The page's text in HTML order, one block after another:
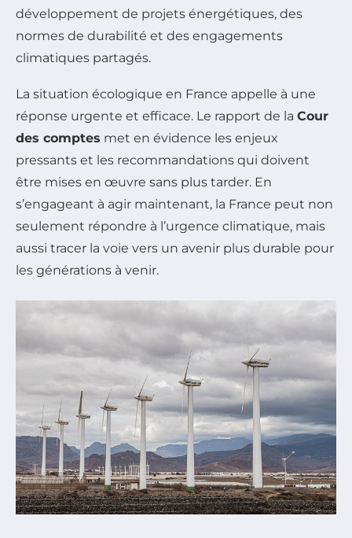
développement de projets énergétiques, des
normes de durabilité et des engagements
climatiques partagés.
La situation écologique en France appelle à une
réponse urgente et efficace. Le rapport de la Cour
des comptes met en évidence les enjeux
pressants et les recommandations qui doivent
être mises en œuvre sans plus tarder. En
s’engageant à agir maintenant, la France peut non
seulement répondre à l’urgence climatique, mais
aussi tracer la voie vers un avenir plus durable pour
les générations à venir.